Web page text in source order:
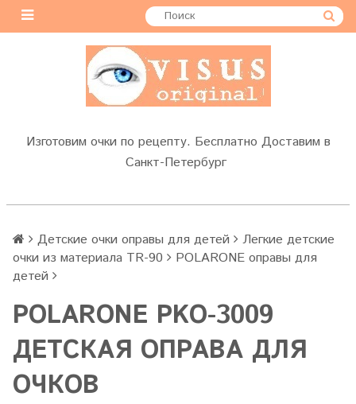
Изготовим очки по рецепту. Бесплатно Доставим в
Санкт-Петербург
Детские очки оправы для детей
Легкие детские
очки из материала TR-90
POLARONE оправы для
детей
POLARONE PKO-3009
ДЕТСКАЯ ОПРАВА ДЛЯ
ОЧКОВ